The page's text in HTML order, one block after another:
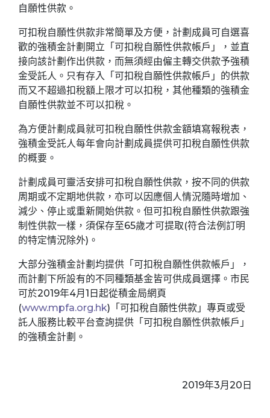
自願性供款。
可扣稅自願性供款非常簡單及方便，計劃成員可自選喜
歡的強積金計劃開立「可扣稅自願性供款帳戶」，並直
接向該計劃作出供款，而無須經由僱主轉交供款予強積
金受託人。只有存入「可扣稅自願性供款帳戶」的供款
而又不超過扣稅額上限才可以扣稅，其他種類的強積金
自願性供款並不可以扣稅。
為方便計劃成員就可扣稅自願性供款金額填寫報稅表，
強積金受託人每年會向計劃成員提供可扣稅自願性供款
的概要。
計劃成員可靈活安排可扣稅自願性供款，按不同的供款
周期或不定期地供款，亦可以因應個人情況隨時增加、
減少、停止或重新開始供款。但可扣稅自願性供款跟強
制性供款一樣，須保存至65歲才可提取(符合法例訂明
的特定情況除外)。
大部分強積金計劃均提供「可扣稅自願性供款帳戶」，
而計劃下所設有的不同種類基金皆可供成員選擇。市民
可於2019年4月1日起從積金局網頁
(www.mpfa.org.hk)「可扣稅自願性供款」專頁或受
託人服務比較平台查詢提供「可扣稅自願性供款帳戶」
的強積金計劃。
2019年3月20日